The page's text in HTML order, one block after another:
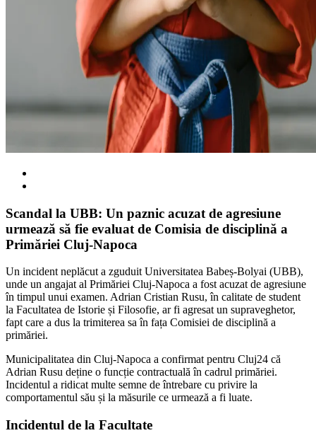
Scandal la UBB: Un paznic acuzat de agresiune
urmează să fie evaluat de Comisia de disciplină a
Primăriei Cluj-Napoca
Un incident neplăcut a zguduit Universitatea Babeș-Bolyai (UBB),
unde un angajat al Primăriei Cluj-Napoca a fost acuzat de agresiune
în timpul unui examen. Adrian Cristian Rusu, în calitate de student
la Facultatea de Istorie și Filosofie, ar fi agresat un supraveghetor,
fapt care a dus la trimiterea sa în fața Comisiei de disciplină a
primăriei.
Municipalitatea din Cluj-Napoca a confirmat pentru Cluj24 că
Adrian Rusu deține o funcție contractuală în cadrul primăriei.
Incidentul a ridicat multe semne de întrebare cu privire la
comportamentul său și la măsurile ce urmează a fi luate.
Incidentul de la Facultate